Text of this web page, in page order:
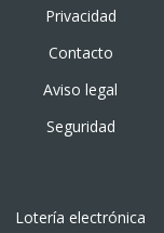
Privacidad
Contacto
Aviso legal
Seguridad
Lotería electrónica